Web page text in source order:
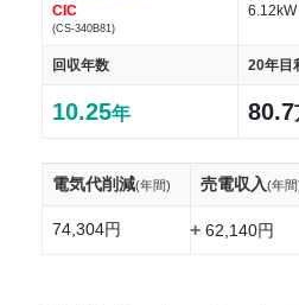
CIC
(CS-340B81)
6.12kW
回収年数 20年目
10.25年 80.7
電気代削減(年間) 売電収入(年間
74,304円 +62,140円